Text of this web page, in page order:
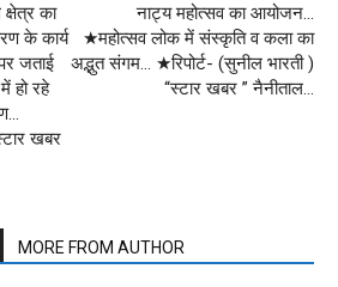
का
के कार्य
जताई
हो रहे
खबर
नाट्य महोत्सव का आयोजन…
★महोत्सव लोक में संस्कृति व कला का
अद्भुत संगम… ★रिपोर्ट- (सुनील भारती )
“स्टार खबर ” नैनीताल…
MORE FROM AUTHOR